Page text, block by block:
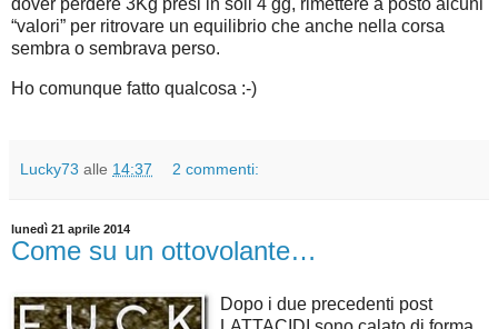
dover perdere 3Kg presi in soli 4 gg, rimettere a posto alcuni
“valori” per ritrovare un equilibrio che anche nella corsa
sembra o sembrava perso.
Ho comunque fatto qualcosa :-)
Lucky73 alle 14:37 2 commenti:
lunedì 21 aprile 2014
Come su un ottovolante…
Dopo i due precedenti post